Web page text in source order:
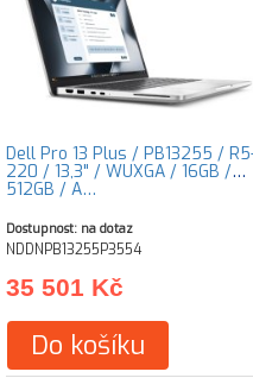
Dell Pro 13 Plus / PB13255 /
220 / 13,3" / WUXGA / 16GB /
512GB / A…
Dostupnost: na dotaz
NDDNPB13255P3554
35 501 Kč
Do košíku